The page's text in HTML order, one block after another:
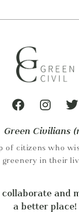
Green Civilians
of citizens who
greenery in their
and
a better place!